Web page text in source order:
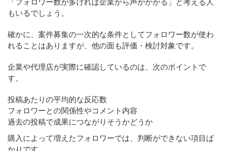
「フォロワー数が多ければ企業から声がかかる」と考える人
もいるでしょう。
確かに、案件募集の一次的な条件としてフォロワー数が使わ
れることはありますが、他の面も評価・検討対象です。
企業や代理店が実際に確認しているのは、次のポイントで
す。
投稿あたりの平均的な反応数
フォロワーとの関係性やコメント内容
過去の投稿で成果につながりそうかどうか
購入によって増えたフォロワーでは、判断ができない項目ば